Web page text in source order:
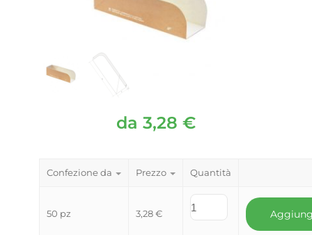
da 3,28 €
Confezione da Prezzo Quantità
50 pz 3,28€